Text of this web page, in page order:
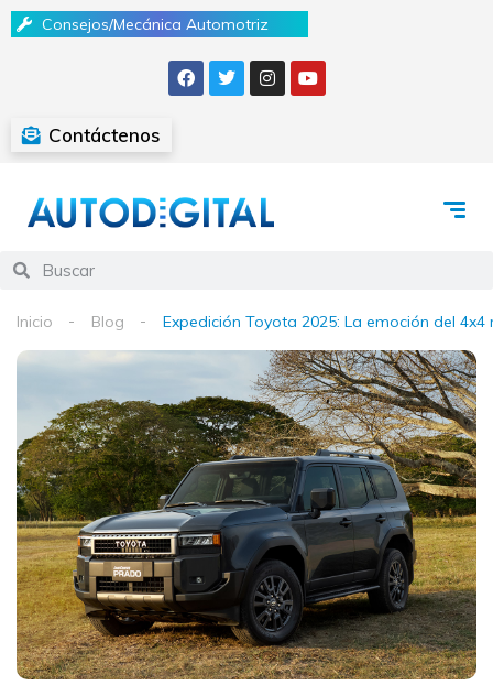
Consejos/Mecánica Automotriz
Contáctenos
Inicio Blog Expedición Toyota 2025: La emoción del